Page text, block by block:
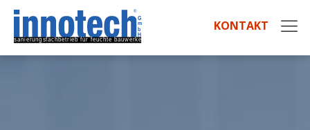
KONTAKT